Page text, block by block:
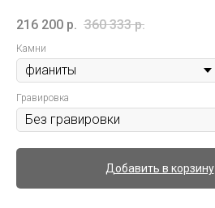
216 200 р. 360 333 р.
Камни
Гравировка
Добавить в корзину